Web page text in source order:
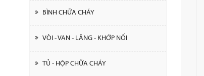
BÌNH CHỮA CHÁY
VÒI - VAN - LĂNG - KHỚP NỐI
TỦ - HỘP CHỮA CHÁY